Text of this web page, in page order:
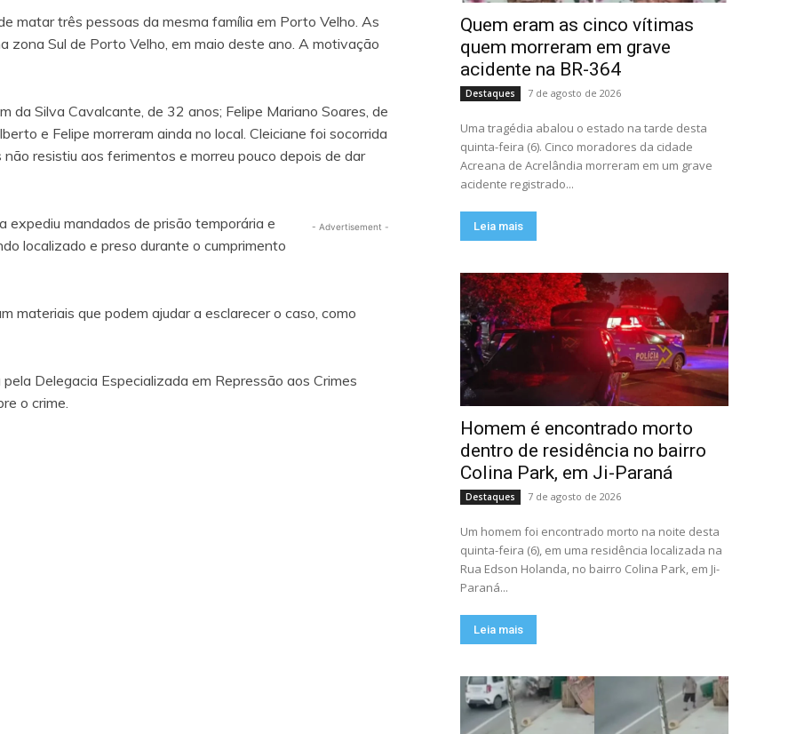
matar três pessoas da mesma família em Porto Velho. As
zona Sul de Porto Velho, em maio deste ano. A motivação
Silva Cavalcante, de 32 anos; Felipe Mariano Soares, de
e Felipe morreram ainda no local. Cleiciane foi socorrida
resistiu aos ferimentos e morreu pouco depois de dar
- Advertisement -
expediu mandados de prisão temporária e
localizado e preso durante o cumprimento
materiais que podem ajudar a esclarecer o caso, como
Delegacia Especializada em Repressão aos Crimes
o crime.
Quem eram as cinco vítimas
quem morreram em grave
acidente na BR-364
Destaques 7 de agosto de 2026
Uma tragédia abalou o estado na tarde desta
quinta-feira (6). Cinco moradores da cidade
Acreana de Acrelândia morreram em um grave
acidente registrado...
Leia mais
Homem é encontrado morto
dentro de residência no bairro
Colina Park, em Ji-Paraná
Destaques 7 de agosto de 2026
Um homem foi encontrado morto na noite desta
quinta-feira (6), em uma residência localizada na
Rua Edson Holanda, no bairro Colina Park, em Ji-
Paraná...
Leia mais